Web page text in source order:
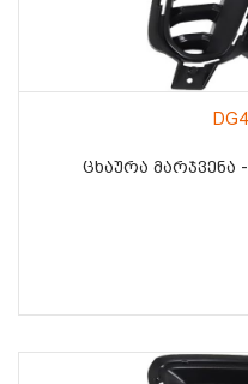
ᲪᲮᲐᲣᲠᲐ ᲛᲐᲠᲯᲕᲔᲜᲐ -